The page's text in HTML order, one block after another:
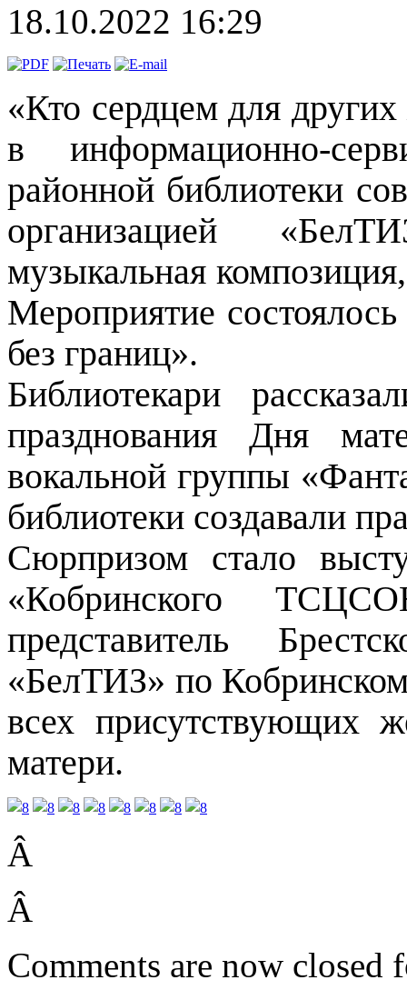
18.10.2022 16:29
«Кто сердцем для
в информационно-
районной библиотеки
организацией
музыкальная
Мероприятие
без границ».
Библиотекари
празднования Дня
вокальной группы
библиотеки создавали
Сюрпризом стало
«Кобринского
представитель
«БелТИЗ» по
всех присутствующих
матери.
Â
Â
Comments are now closed